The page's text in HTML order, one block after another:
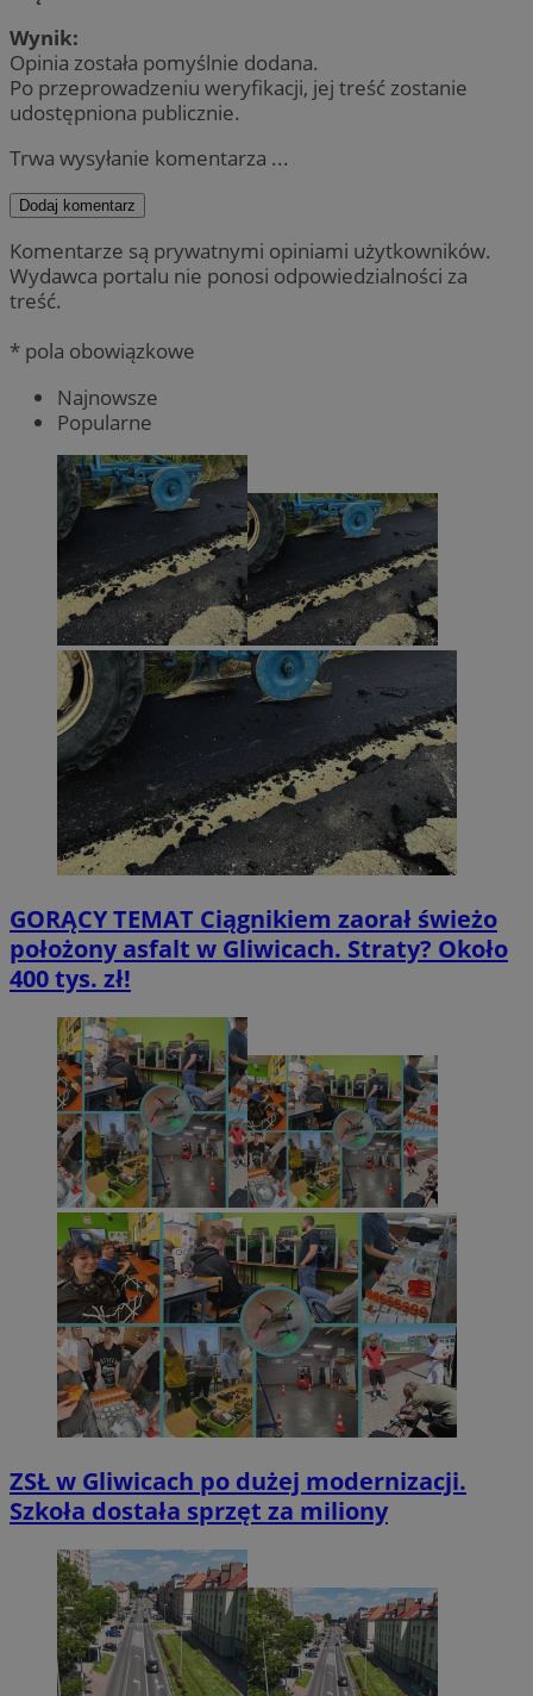
Wynik:
Opinia została pomyślnie dodana.
Po przeprowadzeniu weryfikacji, jej treść zostanie
udostępniona publicznie.
Trwa wysyłanie komentarza ...
Dodaj komentarz
Komentarze są prywatnymi opiniami użytkowników.
Wydawca portalu nie ponosi odpowiedzialności za
treść.
* pola obowiązkowe
Najnowsze
Popularne
GORĄCY TEMAT Ciągnikiem zaorał świeżo
położony asfalt w Gliwicach. Straty? Około
400 tys. zł!
ZSŁ w Gliwicach po dużej modernizacji.
Szkoła dostała sprzęt za miliony